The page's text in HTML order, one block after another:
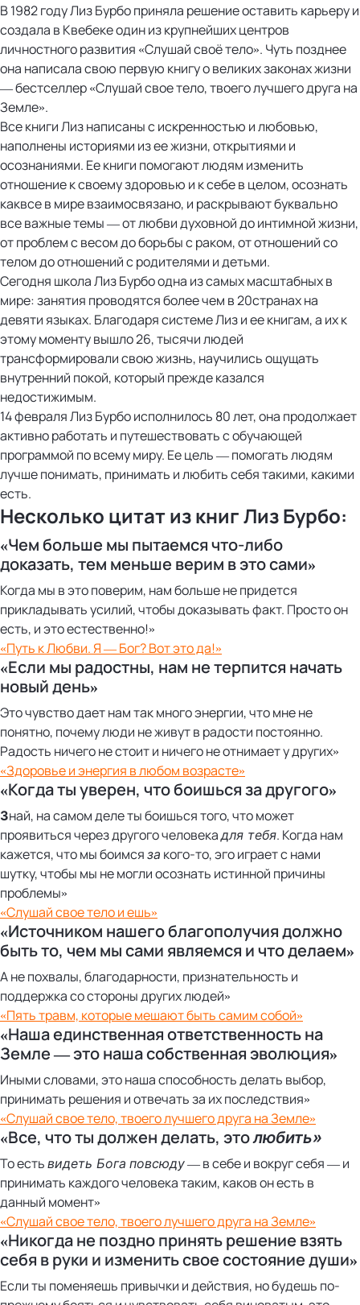
В 1982 году Лиз Бурбо приняла решение оставить карьеру и
создала в Квебеке один из крупнейших центров
личностного развития «Слушай своё тело». Чуть позднее
она написала свою первую книгу о великих законах жизни
— бестселлер «Слушай свое тело, твоего лучшего друга на
Земле».
Все книги Лиз написаны с искренностью и любовью,
наполнены историями из ее жизни, открытиями и
осознаниями. Ее книги помогают людям изменить
отношение к своему здоровью и к себе в целом, осознать
каквсе в мире взаимосвязано, и раскрывают буквально
все важные темы — от любви духовной до интимной жизни,
от проблем с весом до борьбы с раком, от отношений со
телом до отношений с родителями и детьми.
Сегодня школа Лиз Бурбо одна из самых масштабных в
мире: занятия проводятся более чем в 20странах на
девяти языках. Благодаря системе Лиз и ее книгам, а их к
этому моменту вышло 26, тысячи людей
трансформировали свою жизнь, научились ощущать
внутренний покой, который прежде казался
недостижимым.
14 февраля Лиз Бурбо исполнилось 80 лет, она продолжает
активно работать и путешествовать с обучающей
программой по всему миру. Ее цель — помогать людям
лучше понимать, принимать и любить себя такими, какими
есть.
Несколько цитат из книг Лиз Бурбо:
«Чем больше мы пытаемся что-либо
доказать, тем меньше верим в это сами»
Когда мы в это поверим, нам больше не придется
прикладывать усилий, чтобы доказывать факт. Просто он
есть, и это естественно!»
«Путь к Любви. Я — Бог? Вот это да!»
«Если мы радостны, нам не терпится начать
новый день»
Это чувство дает нам так много энергии, что мне не
понятно, почему люди не живут в радости постоянно.
Радость ничего не стоит и ничего не отнимает у других»
«Здоровье и энергия в любом возрасте»
«Когда ты уверен, что боишься за другого»
Знай, на самом деле ты боишься того, что может
проявиться через другого человекадля тебя. Когда нам
кажется, что мы боимся за кого-то, эго играет с нами
шутку, чтобы мы не могли осознать истинной причины
проблемы»
«Слушай свое тело и ешь»
«Источником нашего благополучия должно
быть то, чем мы сами являемся и что делаем»
А не похвалы, благодарности, признательность и
поддержка со стороны других людей»
«Пять травм, которые мешают быть самим собой»
«Наша единственная ответственность на
Земле — это наша собственная эволюция»
Иными словами, это наша способность делать выбор,
принимать решения и отвечать за их последствия»
«Слушай свое тело, твоего лучшего друга на Земле»
«Все, что ты должен делать, этолюбить»
То есть видеть Бога повсюду— в себе и вокруг себя — и
принимать каждого человека таким, каков он есть в
данный момент»
«Слушай свое тело, твоего лучшего друга на Земле»
«Никогда не поздно принять решение взять
себя в руки и изменить свое состояние души»
Если ты поменяешь привычки и действия, но будешь по-